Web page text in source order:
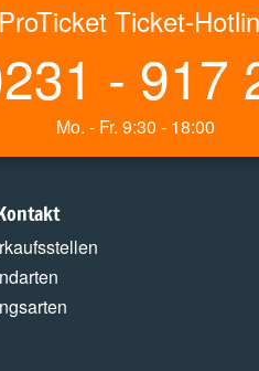
ProTicket Ticket-
- 917
Mo. - Fr. 9:30 - 18:00